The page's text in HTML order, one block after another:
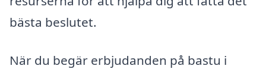
bästa beslutet.
När du begär erbjudanden på bastu i